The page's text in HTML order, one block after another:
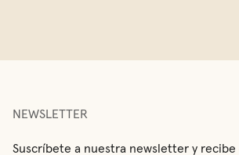
NEWSLETTER
Suscríbete a nuestra newsletter y